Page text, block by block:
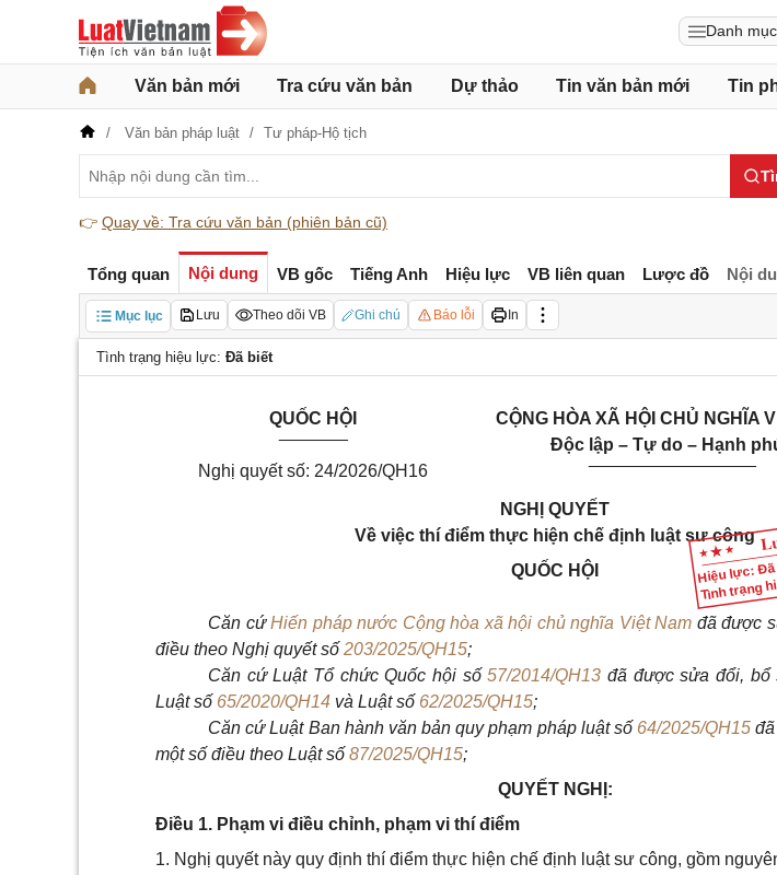
Danh mục
Văn bản mới Tra cứu văn bản Dự thảo Tin văn bản mới Tin
Văn bản pháp luật Tư pháp-Hộ tịch
👉 Quay về: Tra cứu văn bản (phiên bản cũ)
Tổng quan Nội dung VB gốc Tiếng Anh Hiệu lực VB liên quan Lược đồ Nội
Mục lục Lưu Theo dõi VB Ghi chú Báo lỗi In
Tình trạng hiệu lực: Đã biết
Hiệu lực:
Tình trạng
QUỐC HỘI
_______
Nghị quyết số: 24/2026/QH16
CỘNG HÒA XÃ HỘI CHỦ NGHĨA
Độc lập – Tự do – Hạnh
_________________
NGHỊ QUYẾT
Về việc thí điểm thực hiện chế định luật sư công
QUỐC HỘI
Căn cứHiến pháp nước Cộng hòa xã hội chủ nghĩa Việt Nam đã được
điều theo Nghị quyết số 203/2025/QH15;
Căn cứ Luật Tổ chức Quốc hội số57/2014/QH13 đã được sửa đổi, bổ
Luật số 65/2020/QH14 và Luật số 62/2025/QH15;
Căn cứ Luật Ban hành văn bản quy phạm pháp luật số 64/2025/QH15
một số điều theo Luật số 87/2025/QH15;
QUYẾT NGHỊ:
Điều 1. Phạm vi điều chỉnh, phạm vi thí điểm
1. Nghị quyết này quy định thí điểm thực hiện chế định luật sư công, gồm